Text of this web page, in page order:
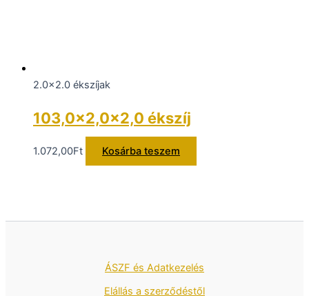
2.0x2.0 ékszíjak
103,0×2,0×2,0 ékszíj
1.072,00Ft Kosárba teszem
ÁSZF és Adatkezelés
Elállás a szerződéstől